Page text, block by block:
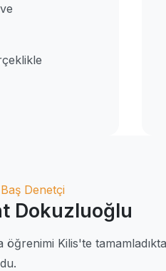
Denetçi
Dokuzluoğlu
öğrenimi Kilis'te